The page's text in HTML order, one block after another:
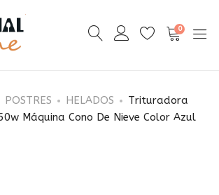
0
POSTRES HELADOS
Trituradora
Máquina Cono De Nieve Color Azul